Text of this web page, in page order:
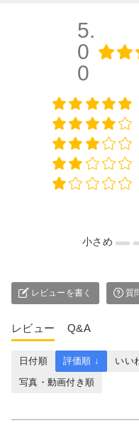
5.
0
0
小さめ
レビューを書く 質
レビュー Q&A
日付順 評価順 ↓ いい
写真・動画付き順